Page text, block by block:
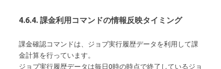
4.6.4. 課金利用コマンドの情報反映タイミング
課金確認コマンドは、ジョブ実行履歴データを利用して課
金計算を行っています。
ジョブ実行履歴データは毎日0時の時点で終了しているジョ